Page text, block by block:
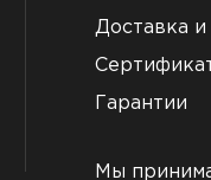
Доставка и
Гарантии
Мы